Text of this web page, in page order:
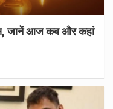
जानें आज कब और कहां